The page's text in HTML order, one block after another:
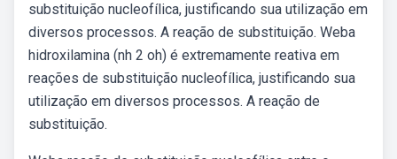
substituição nucleofílica, justificando sua utilização em
diversos processos. A reação de substituição. Weba
hidroxilamina (nh 2 oh) é extremamente reativa em
reações de substituição nucleofílica, justificando sua
utilização em diversos processos. A reação de
substituição.